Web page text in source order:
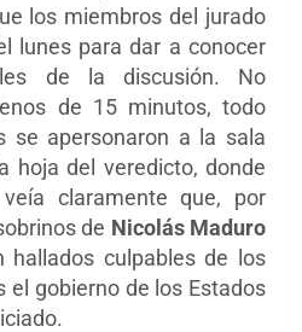
los miembros del jurado
lunes para dar a conocer
de la discusión. No
de 15 minutos, todo
se apersonaron a la sala
hoja del veredicto, donde
claramente que, por
de Nicolás Maduro
hallados culpables de los
el gobierno de los Estados